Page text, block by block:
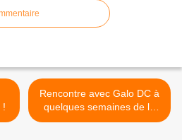
!
Rencontre avec Galo DC à
quelques semaines de la
parution de leur premier EP